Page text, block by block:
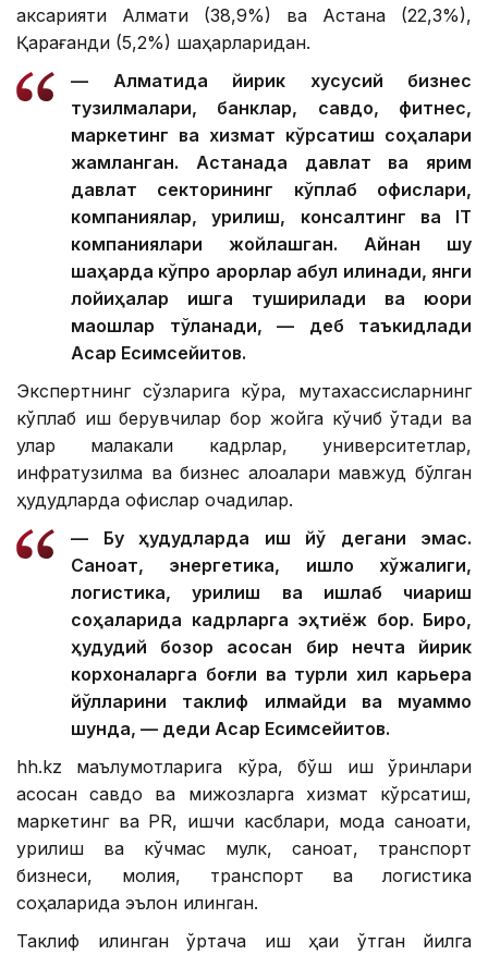
аксарияти Алмати (38,9%) ва Астана (22,3%),
Қарағанди (5,2%) шаҳарларидан.
— Алматида йирик хусусий бизнес
тузилмалари, банклар, савдо, фитнес,
маркетинг ва хизмат кўрсатиш соҳалари
жамланган. Астанада давлат ва ярим
давлат секторининг кўплаб офислари,
компаниялар, қурилиш, консалтинг ва IТ
компаниялари жойлашган. Айнан шу
шаҳарда кўпроқ қарорлар қабул қилинади, янги
лойиҳалар ишга туширилади ва юқори
маошлар тўланади, — деб таъкидлади
Асқар Есимсейитов.
Экспертнинг сўзларига кўра, мутахассисларнинг
кўплаб иш берувчилар бор жойга кўчиб ўтади ва
улар малакали кадрлар, университетлар,
инфратузилма ва бизнес алоқалари мавжуд бўлган
ҳудудларда офислар очадилар.
— Бу ҳудудларда иш йўқ дегани эмас.
Саноат, энергетика, қишлоқ хўжалиги,
логистика, қурилиш ва ишлаб чиқариш
соҳаларида кадрларга эҳтиёж бор. Бироқ,
ҳудудий бозор асосан бир нечта йирик
корхоналарга боғлиқ ва турли хил карьера
йўлларини таклиф қилмайди ва муаммо
шунда, — деди Асқар Есимсейитов.
hh.kz маълумотларига кўра, бўш иш ўринлари
асосан савдо ва мижозларга хизмат кўрсатиш,
маркетинг ва PR, ишчи касблари, мода саноати,
қурилиш ва кўчмас мулк, саноат, транспорт
бизнеси, молия, транспорт ва логистика
соҳаларида эълон қилинган.
Таклиф қилинган ўртача иш ҳақи ўтган йилга